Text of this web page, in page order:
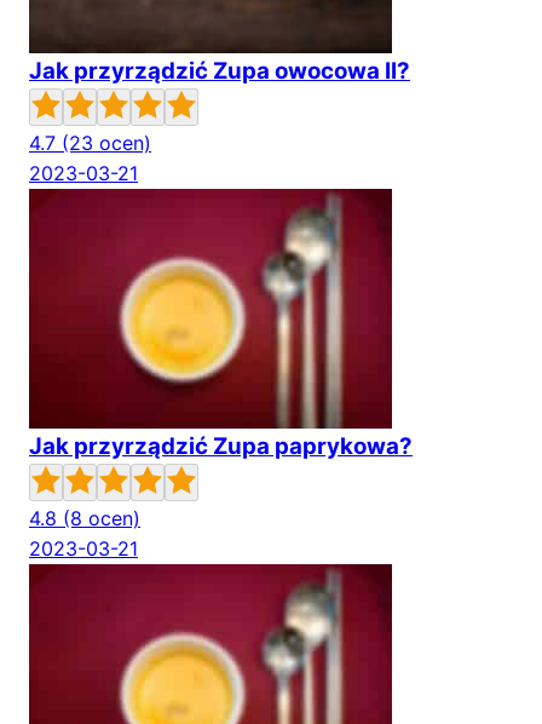
Jak przyrządzić Zupa owocowa II?
4.7 (23 ocen)
2023-03-21
Jak przyrządzić Zupa paprykowa?
4.8 (8 ocen)
2023-03-21